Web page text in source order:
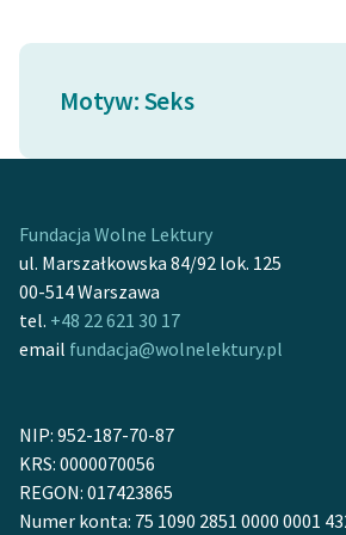
twórców przechodzących
do domeny publicznej,
lektur szkolnych oraz
Odkurzamy bohaterów
Szkoła Poezji Wolnych
Lektur
O nas
O projekcie
Zespół
Motyw: Seks
Fundacja Wolne Lektury
ul. Marszałkowska 84/92 lok. 125
00-514 Warszawa
tel. +48 22 621 30 17
email fundacja@wolnelektury.pl
NIP: 952-187-70-87
KRS: 0000070056
REGON: 017423865
Numer konta: 75 1090 2851 0000 0001